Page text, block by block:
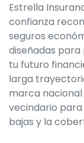
Estrella
confianza
seguros
diseñadas
tu futuro
larga
marca
vecindario
bajas y la